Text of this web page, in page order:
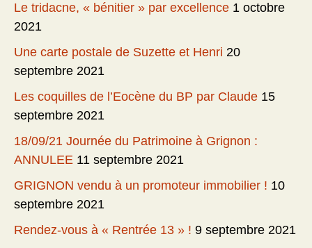
Le tridacne, « bénitier » par excellence 1 octobre
2021
Une carte postale de Suzette et Henri 20
septembre 2021
Les coquilles de l’Eocène du BP par Claude 15
septembre 2021
18/09/21 Journée du Patrimoine à Grignon :
ANNULEE 11 septembre 2021
GRIGNON vendu à un promoteur immobilier ! 10
septembre 2021
Rendez-vous à « Rentrée 13 » ! 9 septembre 2021